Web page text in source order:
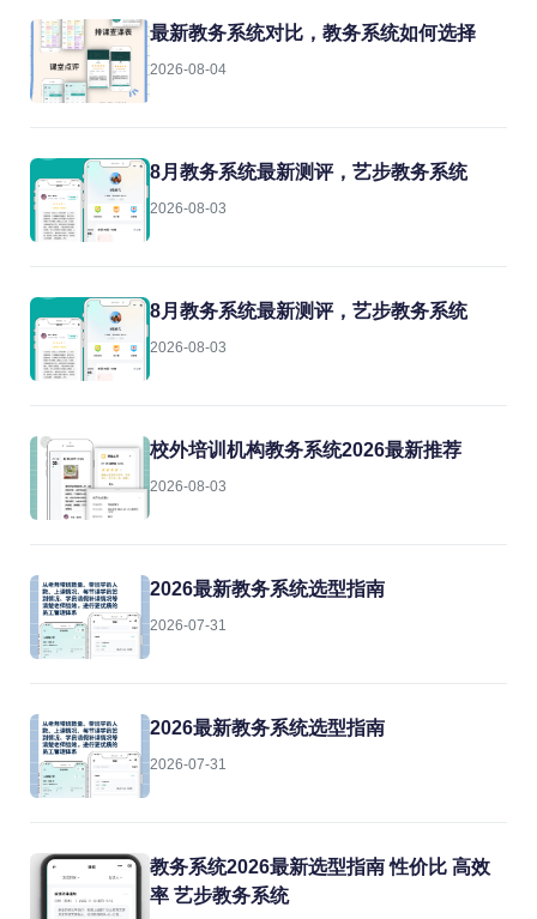
最新教务系统对比，教务系统如何选择
2026-08-04
8月教务系统最新测评，艺步教务系统
2026-08-03
8月教务系统最新测评，艺步教务系统
2026-08-03
校外培训机构教务系统2026最新推荐
2026-08-03
2026最新教务系统选型指南
2026-07-31
2026最新教务系统选型指南
2026-07-31
教务系统2026最新选型指南 性价比 高效
率 艺步教务系统